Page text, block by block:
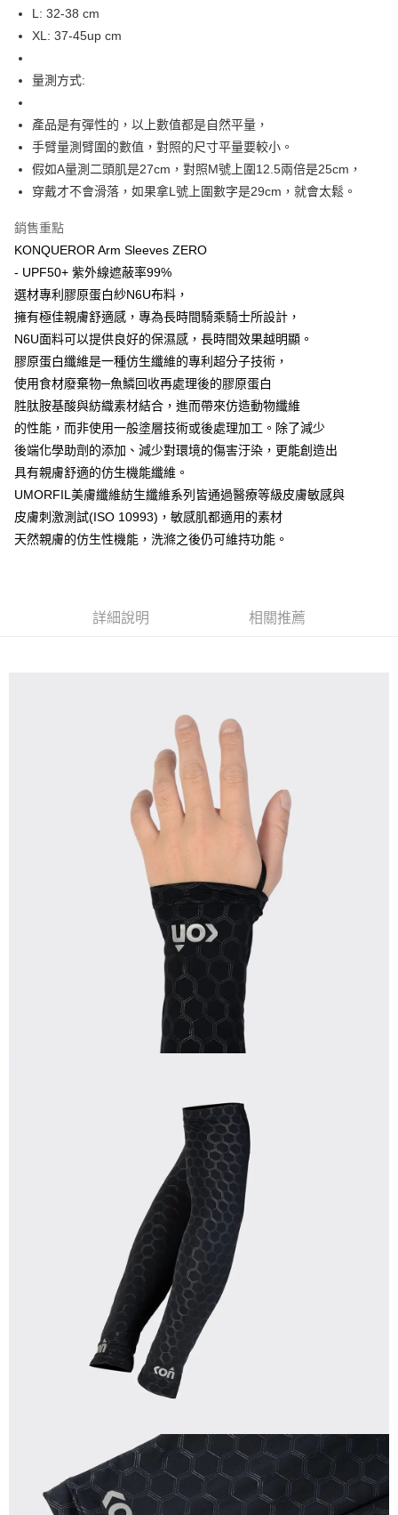
4.訂單成立30分鐘內，如未前往確認交易或遇審核未通過，訂單將自動取
消。如遇「轉專審核」未通過狀況，表示未達大哥付你分期系統評分，恕無
1.分期款項不併入電信帳單，「大哥付你分期」於每月結算日後寄送繳費提
帳／街口支付／iPASS MONEY」等通路繳費。
【注意事項】
1.本服務係由「台灣大哥大股份有限公司」（以下簡稱本公司）所提供，讓
用戶於交易時，得透過本服務購買商品或服務，並由商店將買賣／分期付款
2.基於同意付款使用「大哥付你分期」之契約關係目的，商店將以您的個人
由本公司與您本人進行分期帳單所需資料之確認、核對及更正。
3.完整用戶服務條款，請詳閱以下連結：
便利好安心！
２．便利：只要手機號碼，簡訊認證，即可結帳。
３．安心：先確認商品／服務後，再付款。
【「AFTEE先享後付」結帳流程】
１．於結帳方式選擇「AFTEE先享後付」後，將跳轉至「AFTEE先享後付」
結帳頁面，進行簡訊認證並確認金額後，即可完成結帳。
３．收到繳費通知簡訊後14天內，點擊此簡訊中的連結，可透過四大超商／
ATM／網路銀行／等多元方式進行付款，方視為交易完成。
※ 請注意：結帳手續完成當下不需立刻繳費，但若您需要取消訂單，請聯絡
購買商品的店家。未經商家同意取消之訂單仍視為有效，需透過AFTEE先享
※ 交易是否成功請以「AFTEE先享後付 」之結帳頁面顯示為準，若有關於
是否繳費成功／繳費後需取消欲退款等相關疑問，請聯繫「AFTEE先享後付
客戶支援中心」 https://netprotections.freshdesk.com/support/home
【注意事項】
１．透過由恩沛科技股份有限公司提供之「AFTEE先享後付」服務完成之交
權轉讓予恩沛科技股份有限公司。
２．關於個人資料處理事宜，請瀏覽以下網址：
https://aftee.tw/terms/#terms3
３．未成年的使用者請事先徵得法定代理人或監護人之同意方可使用
「AFTEE先享後付」，若未經同意申辦者引起之損失，本公司不負相關責
任。
４．使用「AFTEE先享後付」時，將依據個別帳號之用戶狀況，依本公司即
時審查核予不同之上限額度；若仍有額度不足之情形，本公司將視審查結果
請求用戶進行身份認證。
５．嚴禁一人註冊多個帳號或使用他人資訊註冊。若發現惡意使用之情形，
運送方式
全家取貨付款
每筆NT$80，滿NT$1,999(含以上)免運費
付款後全家取貨
每筆NT$80，滿NT$1,999(含以上)免運費
7-11取貨付款
每筆NT$80，滿NT$1,999(含以上)免運費
付款後7-11取貨
每筆NT$80，滿NT$1,999(含以上)免運費
宅配
每筆NT$80，滿NT$1,999(含以上)免運費
L: 32-38 cm
XL: 37-45up cm
量測方式:
產品是有彈性的，以上數值都是自然平量，
手臂量測臂圍的數值，對照的尺寸平量要較小。
假如A量測二頭肌是27cm，對照M號上圍12.5兩倍是25cm，
穿戴才不會滑落，如果拿L號上圍數字是29cm，就會太鬆。
銷售重點
KONQUEROR Arm Sleeves ZERO
- UPF50+ 紫外線遮蔽率99%
選材專利膠原蛋白紗N6U布料，
擁有極佳親膚舒適感，專為長時間騎乘騎士所設計，
N6U面料可以提供良好的保濕感，長時間效果越明顯。
膠原蛋白纖維是一種仿生纖維的專利超分子技術，
使用食材廢棄物─魚鱗回收再處理後的膠原蛋白
胜肽胺基酸與紡織素材結合，進而帶來仿造動物纖維
的性能，而非使用一般塗層技術或後處理加工。除了減少
後端化學助劑的添加、減少對環境的傷害汙染，更能創造出
具有親膚舒適的仿生機能纖維。
UMORFIL美膚纖維紡生纖維系列皆通過醫療等級皮膚敏感與
皮膚刺激測試(ISO 10993)，敏感肌都適用的素材
天然親膚的仿生性機能，洗滌之後仍可維持功能。
詳細說明 相關推薦